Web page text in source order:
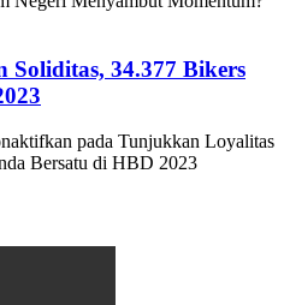
34.377 Bikers
pada Tunjukkan Loyalitas
Bersatu di HBD 2023